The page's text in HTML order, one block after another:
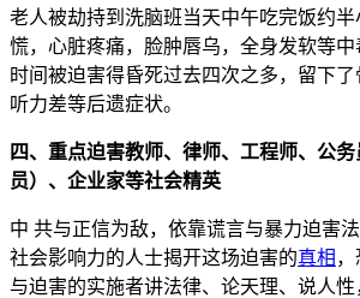
老人被劫持到洗脑班当天中午吃完饭约
慌，心脏疼痛，脸肿唇乌，全身发软等
时间被迫害得昏死过去四次之多，留下了
听力差等后遗症状。
四、重点迫害教师、律师、工程师、公
员）、企业家等社会精英
中 共与正信为敌，依靠谎言与暴力迫害
社会影响力的人士揭开这场迫害的真相
与迫害的实施者讲法律、论天理、说人